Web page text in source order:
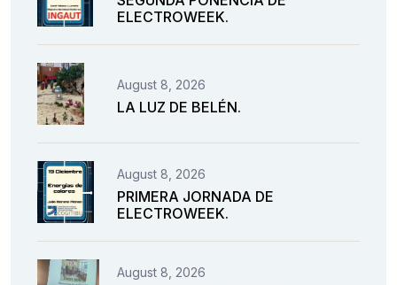
ELECTROWEEK.
August 8, 2026
LA LUZ DE BELÉN.
August 8, 2026
PRIMERA JORNADA DE
ELECTROWEEK.
August 8, 2026